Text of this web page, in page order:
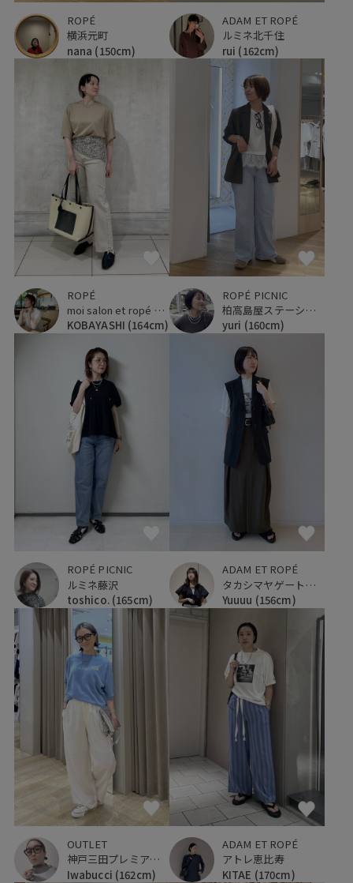
ROPÉ
横浜元町
nana (150cm)
ADAM ET ROPÉ
ルミネ北千住
rui (162cm)
ROPÉ
moi salon et ropé 横浜高島屋
KOBAYASHI (164cm)
ROPÉ PICNIC
柏高島屋ステーションモール
yuri (160cm)
ROPÉ PICNIC
ルミネ藤沢
toshico. (165cm)
ADAM ET ROPÉ
タカシマヤゲートタワーモール
Yuuuu (156cm)
OUTLET
神戸三田プレミアム・アウトレット
Iwabucci (162cm)
ADAM ET ROPÉ
アトレ恵比寿
KITAE (170cm)